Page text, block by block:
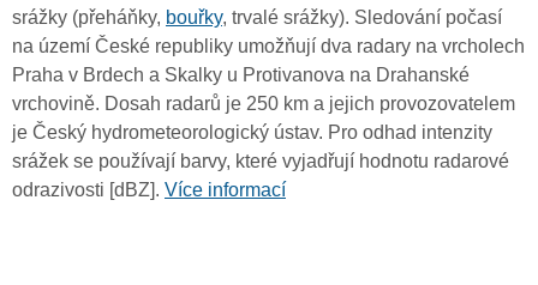
srážky (přeháňky, bouřky, trvalé srážky). Sledování počasí
na území České republiky umožňují dva radary na vrcholech
Praha v Brdech a Skalky u Protivanova na Drahanské
vrchovině. Dosah radarů je 250 km a jejich provozovatelem
je Český hydrometeorologický ústav. Pro odhad intenzity
srážek se používají barvy, které vyjadřují hodnotu radarové
odrazivosti [dBZ]. Více informací